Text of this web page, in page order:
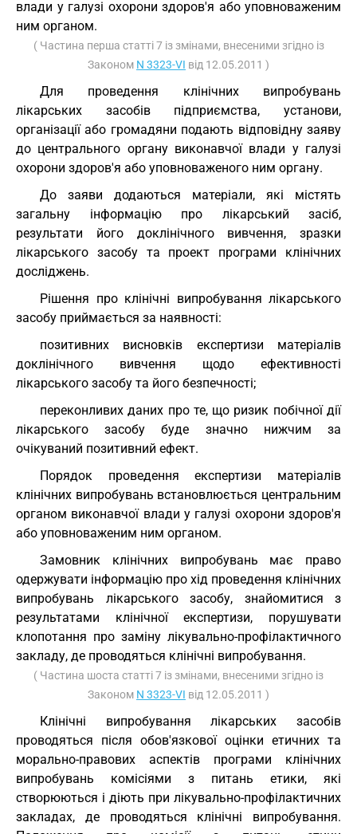
влади у галузі охорони здоров'я або уповноваженим
ним органом.
( Частина перша статті 7 із змінами, внесеними згідно із
Законом N 3323-VI від 12.05.2011 )
Для проведення клінічних випробувань
лікарських засобів підприємства, установи,
організації або громадяни подають відповідну заяву
до центрального органу виконавчої влади у галузі
охорони здоров'я або уповноваженого ним органу.
До заяви додаються матеріали, які містять
загальну інформацію про лікарський засіб,
результати його доклінічного вивчення, зразки
лікарського засобу та проект програми клінічних
досліджень.
Рішення про клінічні випробування лікарського
засобу приймається за наявності:
позитивних висновків експертизи матеріалів
доклінічного вивчення щодо ефективності
лікарського засобу та його безпечності;
переконливих даних про те, що ризик побічної дії
лікарського засобу буде значно нижчим за
очікуваний позитивний ефект.
Порядок проведення експертизи матеріалів
клінічних випробувань встановлюється центральним
органом виконавчої влади у галузі охорони здоров'я
або уповноваженим ним органом.
Замовник клінічних випробувань має право
одержувати інформацію про хід проведення клінічних
випробувань лікарського засобу, знайомитися з
результатами клінічної експертизи, порушувати
клопотання про заміну лікувально-профілактичного
закладу, де проводяться клінічні випробування.
( Частина шоста статті 7 із змінами, внесеними згідно із
Законом N 3323-VI від 12.05.2011 )
Клінічні випробування лікарських засобів
проводяться після обов'язкової оцінки етичних та
морально-правових аспектів програми клінічних
випробувань комісіями з питань етики, які
створюються і діють при лікувально-профілактичних
закладах, де проводяться клінічні випробування.